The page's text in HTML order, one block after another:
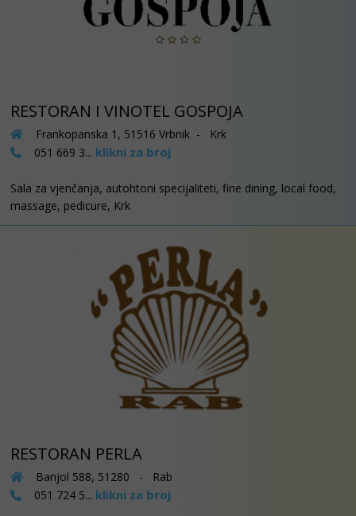
RESTORAN I VINOTEL GOSPOJA
Frankopanska 1, 51516 Vrbnik - Krk
051 669 3... klikni za broj
Sala za vjenčanja, autohtoni specijaliteti, fine dining, local food,
massage, pedicure, Krk
RESTORAN PERLA
Banjol 588, 51280 - Rab
051 724 5... klikni za broj